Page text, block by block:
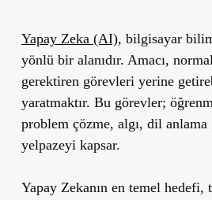
Yapay Zeka (AI), bilgisayar
yönlü bir alanıdır. Amacı,
gerektiren görevleri yerine
yaratmaktır. Bu görevler;
problem çözme, algı, dil
yelpazeyi kapsar.
Yapay Zekanın en temel hedefi,